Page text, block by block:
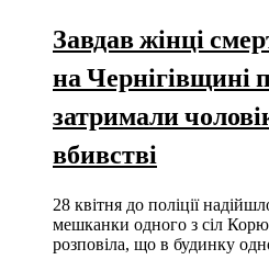
Завдав жінці
на Чернігівщині
затримали
вбивстві
28 квітня до поліції
мешканки одного з сіл
розповіла, що в будинку